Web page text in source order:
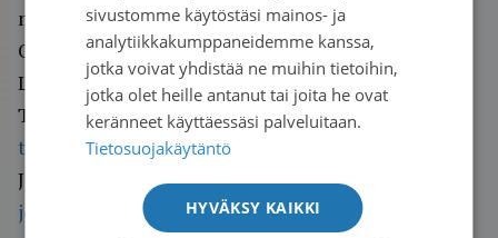
mennessä.
Osallistuminen on maksutonta.
Lisätiedot ja linkki hakulomakkeeseen:
Tiina Skottman 050 441 8559
tiina.skottman@cancer.fi
Jonna Salminen 050 475 0001
jonna.salminen@cancer.fi
sivustomme käytöstäsi mainos- ja
analytiikkakumppaneidemme kanssa,
jotka voivat yhdistää ne muihin tietoihin,
jotka olet heille antanut tai joita he ovat
keränneet käyttäessäsi palveluitaan.
Tietosuojakäytäntö
HYVÄKSY KAIKKI